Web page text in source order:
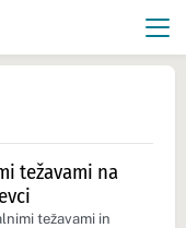
težavami na
težavami in